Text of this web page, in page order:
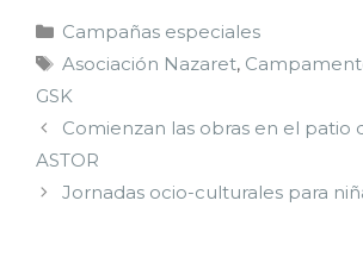
Campañas especiales
Asociación Nazaret,
GSK
Comienzan las obras en el patio
ASTOR
Jornadas ocio-culturales para